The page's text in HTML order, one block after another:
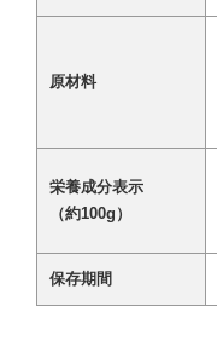
原材料
栄養成分表示
（約100g）
保存期間